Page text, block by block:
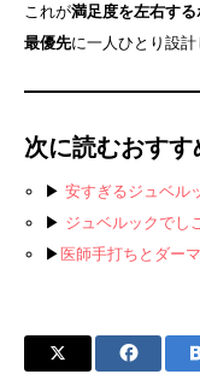
これが満足度を左右する
最優先に一人ひとり設計
次に読むおすす
▶ 安すぎるジュベル
▶ ジュベルックでし
▶ 医師手打ちとダー